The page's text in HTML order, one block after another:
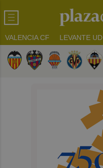
VALENCIA CF LEVANTE UD